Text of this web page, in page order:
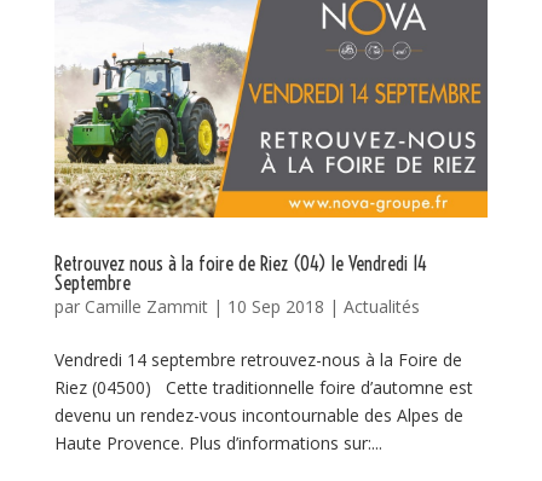
Retrouvez nous à la foire de Riez (04) le Vendredi 14
Septembre
par Camille Zammit| 10 Sep 2018 | Actualités
Vendredi 14 septembre retrouvez-nous à la Foire de
Riez (04500) Cette traditionnelle foire d’automne est
devenu un rendez-vous incontournable des Alpes de
Haute Provence. Plus d’informations sur:...